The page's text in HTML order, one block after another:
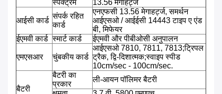
स्पेक्ट्रम
13.56 मेगाहर्ट्ज
आईसी कार्ड
संपर्क रहित
कार्ड
एनएफसी 13.56 मेगाहर्ट्ज, समर्थन
आईएसओ / आईईसी 14443 टाइप ए एंड
बी, मिफेयर
ईएमवी कार्ड स्मार्ट कार्ड ईएमवी और पीबीओसी अनुपालन
एमएसआर चुंबकीय कार्ड
आईएसओ 7810, 7811, 7813;ट्रिपल
ट्रैक, द्वि-दिशात्मक;स्वाइप स्पीड
10cm/sec - 100cm/sec.
बैटरी
बैटरी का
प्रकार
ली-आयन पॉलिमर बैटरी